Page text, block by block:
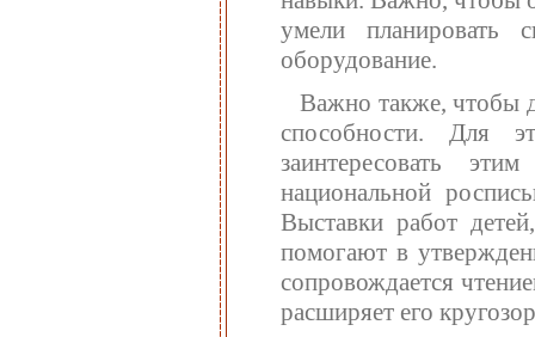
умели планировать
оборудование.
Важно также, чтобы
способности. Для
заинтересовать
национальной
Выставки работ
помогают в
сопровождается
расширяет его